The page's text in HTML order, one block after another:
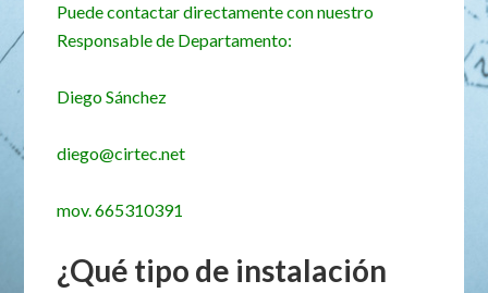
Puede contactar directamente con nuestro
Responsable de Departamento:
Diego Sánchez
diego@cirtec.net
mov. 665310391
¿Qué tipo de instalación